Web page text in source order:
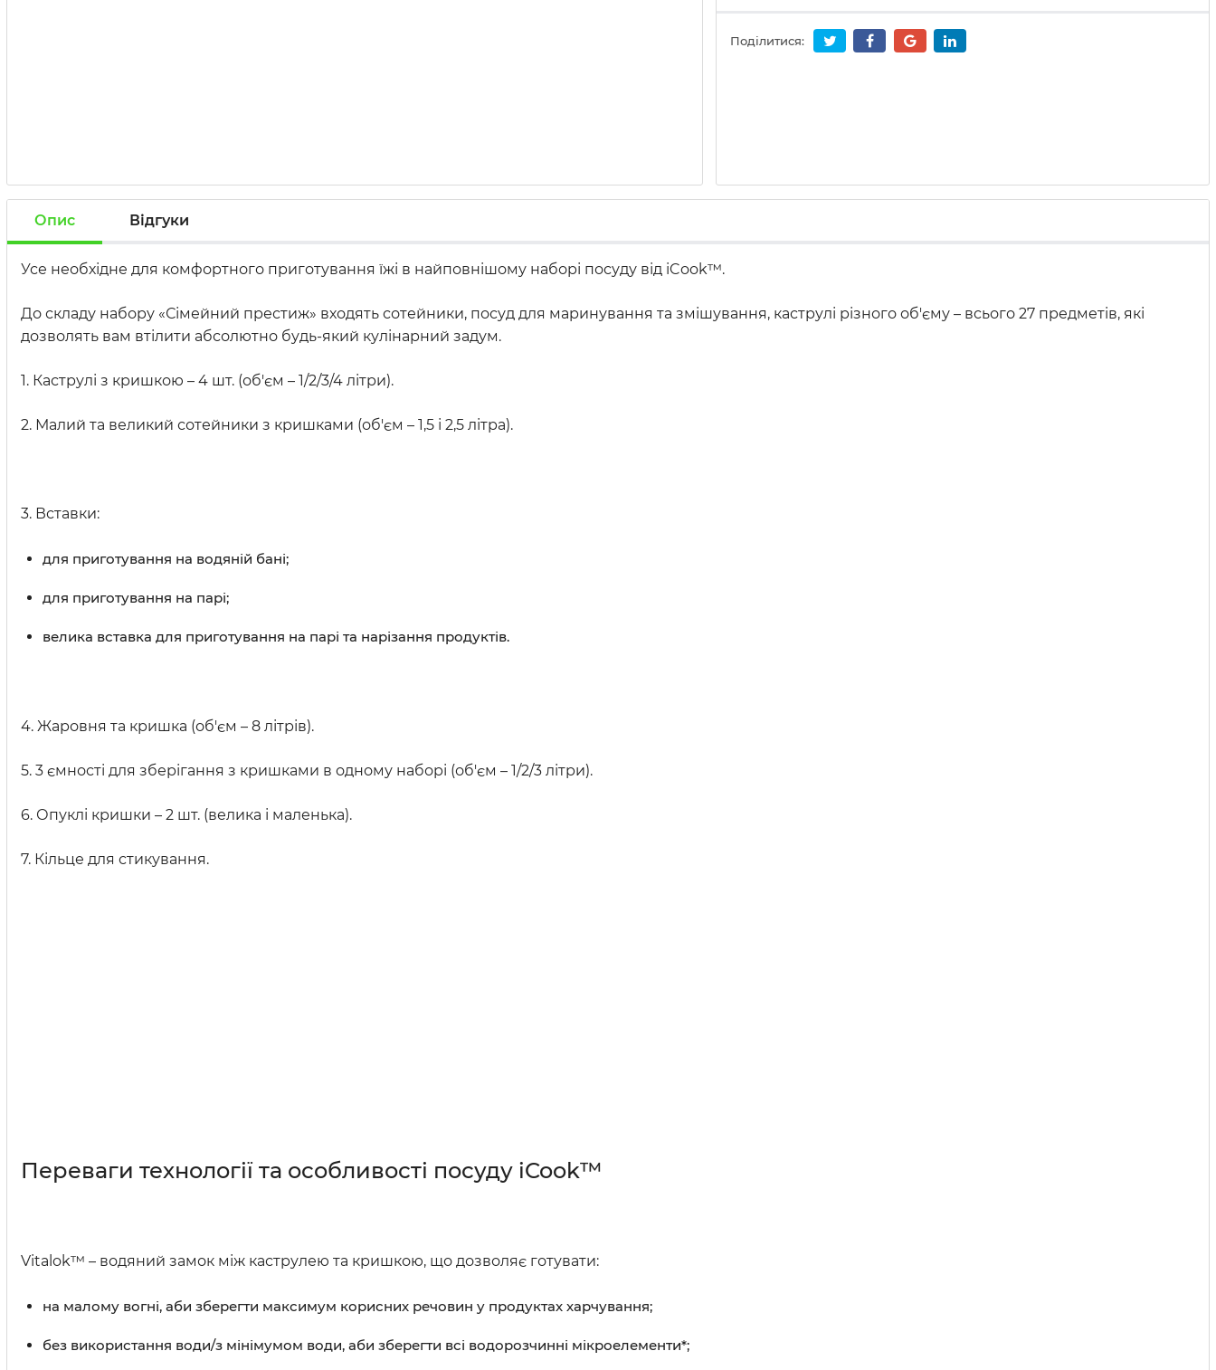
Поділитися:
Опис Відгуки
Усе необхідне для комфортного приготування їжі в найповнішому наборі посуду від iCook™.
До складу набору «Сімейний престиж» входять сотейники, посуд для маринування та змішування, каструлі різного об'єму – всього 27 предметів, які
дозволять вам втілити абсолютно будь-який кулінарний задум.
1. Каструлі з кришкою – 4 шт. (об'єм – 1/2/3/4 літри).
2. Малий та великий сотейники з кришками (об'єм – 1,5 і 2,5 літра).
3. Вставки:
для приготування на водяній бані;
для приготування на парі;
велика вставка для приготування на парі та нарізання продуктів.
4. Жаровня та кришка (об'єм – 8 літрів).
5. 3 ємності для зберігання з кришками в одному наборі (об'єм – 1/2/3 літри).
6. Опуклі кришки – 2 шт. (велика і маленька).
7. Кільце для стикування.
Переваги технології та особливості посуду iCook™
Vitalok™ – водяний замок між каструлею та кришкою, що дозволяє готувати:
на малому вогні, аби зберегти максимум корисних речовин у продуктах харчування;
без використання води/з мінімумом води, аби зберегти всі водорозчинні мікроелементи*;